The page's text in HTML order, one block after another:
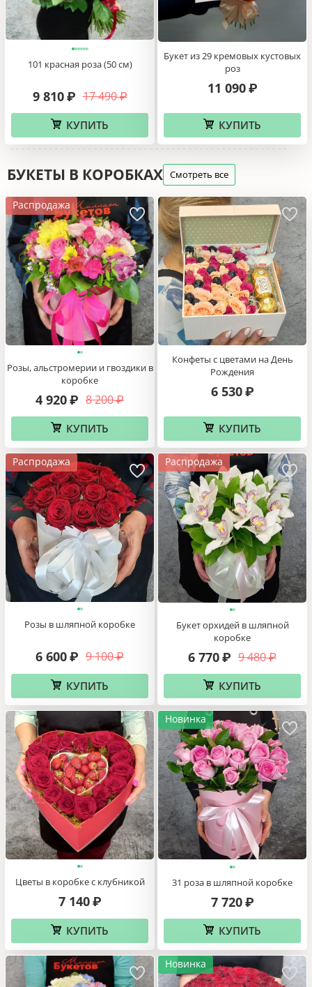
101 красная роза (50 см)
17 490 ₽
9 810 ₽
КУПИТЬ
Букет из 29 кремовых кустовых
роз
11 090 ₽
КУПИТЬ
БУКЕТЫ В КОРОБКАХ Смотреть все
Распродажа
Розы, альстромерии и гвоздики в
коробке
8 200 ₽
4 920₽
КУПИТЬ
Конфеты с цветами на День
Рождения
6 530 ₽
КУПИТЬ
Распродажа
Розы в шляпной коробке
9 100 ₽
6 600₽
КУПИТЬ
Распродажа
Букет орхидей в шляпной
коробке
9 480 ₽
6 770₽
КУПИТЬ
Цветы в коробке с клубникой
7 140 ₽
КУПИТЬ
Новинка
31 роза в шляпной коробке
7 720 ₽
КУПИТЬ
Новинка